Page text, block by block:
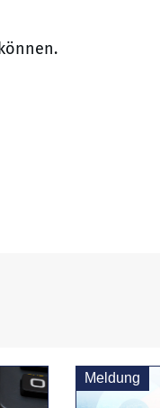
Meldung